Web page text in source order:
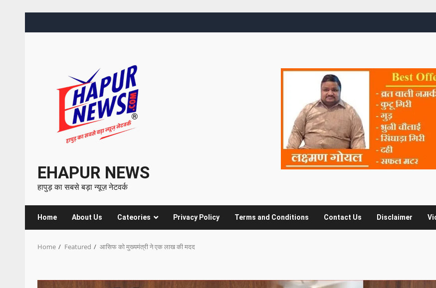
EHAPUR NEWS
हापुड़ का सबसे बड़ा न्यूज़ नेटवर्क
Home About Us Cateories Privacy Policy Terms and Conditions Contact Us Disclaimer
Home Featured आसिफ को मुख्यमंत्री ने एक लाख की मदद